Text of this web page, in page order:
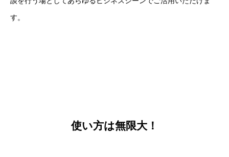
す。
使い方は無限大！